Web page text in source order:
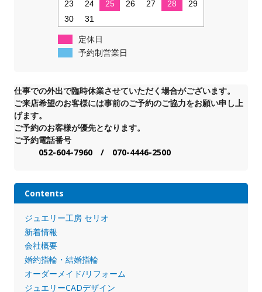
23
24 25 26 27 28
29
30
31
定休日
予約制営業日
仕事での外出で臨時休業させていただく場合がございます。
ご来店希望のお客様には事前のご予約のご協力をお願い申し上
げます。
ご予約のお客様が優先となります。
ご予約電話番号
052-604-7960 / 070-4446-2500
Contents
ジュエリー工房 セリオ
新着情報
会社概要
婚約指輪・結婚指輪
オーダーメイド/リフォーム
ジュエリーCADデザイン